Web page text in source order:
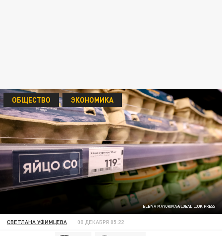
ELENA MAYOROVA/GLOBAL LOOK PRESS
ОБЩЕСТВО ЭКОНОМИКА
СВЕТЛАНА УФИМЦЕВА 08 ДЕКАБРЯ 05:22